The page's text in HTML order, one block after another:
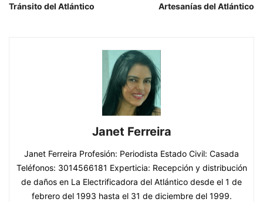
Tránsito del Atlántico Artesanías del Atlántico
Janet Ferreira
Janet Ferreira Profesión: Periodista Estado Civil: Casada
Teléfonos: 3014566181 Experticia: Recepción y distribución
de daños en La Electrificadora del Atlántico desde el 1 de
febrero del 1993 hasta el 31 de diciembre del 1999.